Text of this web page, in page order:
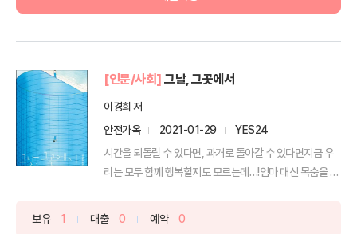
[인문/사회] 그날, 그곳에서
이경희 저
안전가옥
2021-01-29
YES24
시간을 되돌릴 수 있다면, 과거로 돌아갈 수 있다면지금 우
리는 모두 함께 행복할지도 모르는데…!엄마 대신 목숨을 구
보유 1 대출 0 예약 0